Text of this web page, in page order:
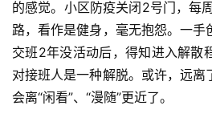
的感觉。小区防疫关闭2号门，每
路，看作是健身，毫无抱怨。一手
交班2年没活动后，得知进入解散
对接班人是一种解脱。或许，远离
会离“闲看”、“漫随”更近了。